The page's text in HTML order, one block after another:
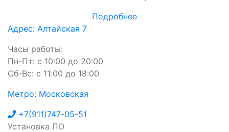
Подробнее
Адрес: Алтайская 7
Часы работы:
Пн-Пт: с 10:00 до 20:00
Сб-Вс: с 11:00 до 18:00
Метро: Московская
+7(911)747-05-51
Установка ПО